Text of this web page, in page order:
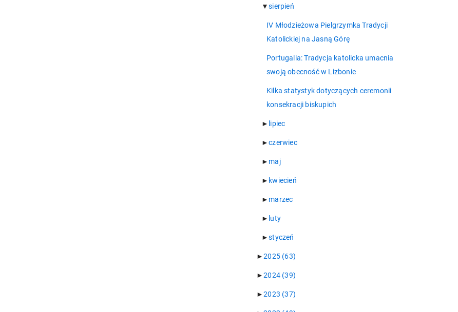
▼sierpień
IV Młodzieżowa Pielgrzymka Tradycji
Katolickiej na Jasną Górę
Portugalia: Tradycja katolicka umacnia
swoją obecność w Lizbonie
Kilka statystyk dotyczących ceremonii
konsekracji biskupich
► lipiec
►czerwiec
► maj
► kwiecień
► marzec
► luty
►styczeń
►2025 (63)
►2024 (39)
►2023 (37)